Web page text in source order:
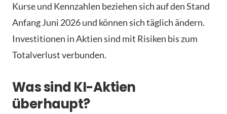
Kurse und Kennzahlen beziehen sich auf den Stand
Anfang Juni 2026 und können sich täglich ändern.
Investitionen in Aktien sind mit Risiken bis zum
Totalverlust verbunden.
Was sind KI-Aktien
überhaupt?